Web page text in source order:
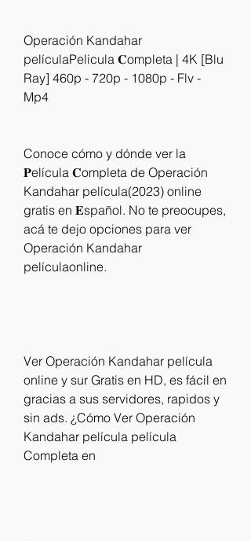
Operación Kandahar
películaPelicula 𝐂ompleta | 4K [Blu
Ray] 460p - 720p - 1080p - Flv -
Mp4
Conoce cómo y dónde ver la
𝐏elícula 𝐂ompleta de Operación
Kandahar película(2023) online
gratis en 𝐄spañol. No te preocupes,
acá te dejo opciones para ver
Operación Kandahar
películaonline.
Ver Operación Kandahar película
online y sur Gratis en HD, es fácil en
gracias a sus servidores, rapidos y
sin ads. ¿Cómo Ver Operación
Kandahar película película
Completa en